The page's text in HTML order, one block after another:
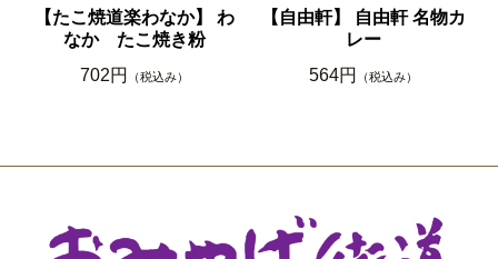
【たこ焼道楽わなか】 わ
なか たこ焼き粉
702円
（税込み）
【自由軒】 自由軒 名物カ
レー
564円
（税込み）